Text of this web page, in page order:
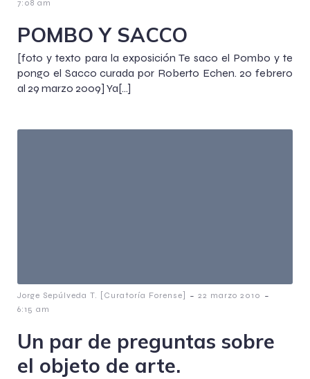
7:08 am
POMBO Y SACCO
[foto y texto para la exposición Te saco el Pombo y te
pongo el Sacco curada por Roberto Echen. 20 febrero
al 29 marzo 2009] Ya[…]
Jorge Sepúlveda T. [Curatoría Forense] - 22 marzo 2010 -
6:15 am
Un par de preguntas sobre
el objeto de arte.